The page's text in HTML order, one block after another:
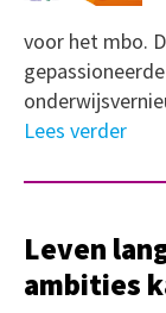
voor het mbo.
Lees verder
Leven
ambities